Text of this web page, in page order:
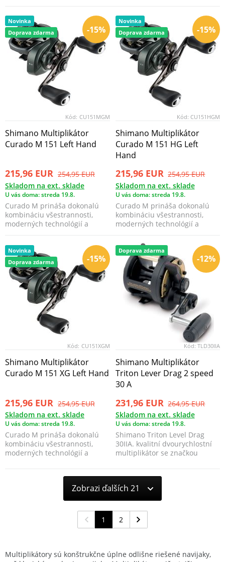
-15%
Novinka
Doprava zdarma
Kód: CU151MGM
Shimano Multiplikátor
Curado M 151 Left Hand
215,96 EUR 254,95 EUR
Skladom na ext. sklade
U vás doma: streda 19.8.
Curado M prináša dokonalú
kombináciu všestrannosti,
moderných technológií a
-15%
Novinka
Doprava zdarma
Kód: CU151HGM
Shimano Multiplikátor
Curado M 151 HG Left
Hand
215,96 EUR 254,95 EUR
Skladom na ext. sklade
U vás doma: streda 19.8.
Curado M prináša dokonalú
kombináciu všestrannosti,
moderných technológií a
-15%
Novinka
Doprava zdarma
Kód: CU151XGM
Shimano Multiplikátor
Curado M 151 XG Left Hand
215,96 EUR 254,95 EUR
Skladom na ext. sklade
U vás doma: streda 19.8.
Curado M prináša dokonalú
kombináciu všestrannosti,
moderných technológií a
-12%
Doprava zdarma
Kód: TLD30IIA
Shimano Multiplikátor
Triton Lever Drag 2 speed
30 A
231,96 EUR 264,95 EUR
Skladom na ext. sklade
U vás doma: streda 19.8.
Shimano Triton Level Drag
30IIA. kvalitní dvourychlostní
multiplikátor se značkou
Zobrazi ďalších 21
1 2
Multiplikátory sú konštrukčne úplne odlišne riešené navijaky,